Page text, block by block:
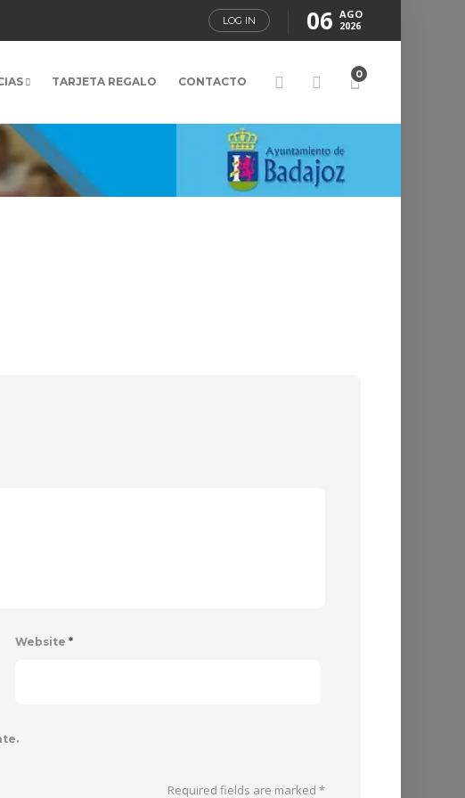
LOG IN 06 AGO
2026
TARJETA REGALO CONTACTO
0
Website *
Required fields are marked *